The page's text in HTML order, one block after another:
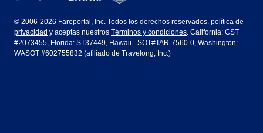
LATAM Airlines Lufthansa
Air Europa Turkish Airlines
Ft Lauderdale Honolulu
Houston Las Vegas
Miami
Dublín Frankfurt
Guadalajara Lima
© 2006-2026 Fareportal, Inc. Todos los derechos reservados. política de
privacidad y aceptas nuestros Términos y condiciones. California: CST
#2073455, Florida: ST37449, Hawaii - SOT#TAR-7560-0, Washington:
WASOT #602755832 (afiliado de Travelong, Inc.)